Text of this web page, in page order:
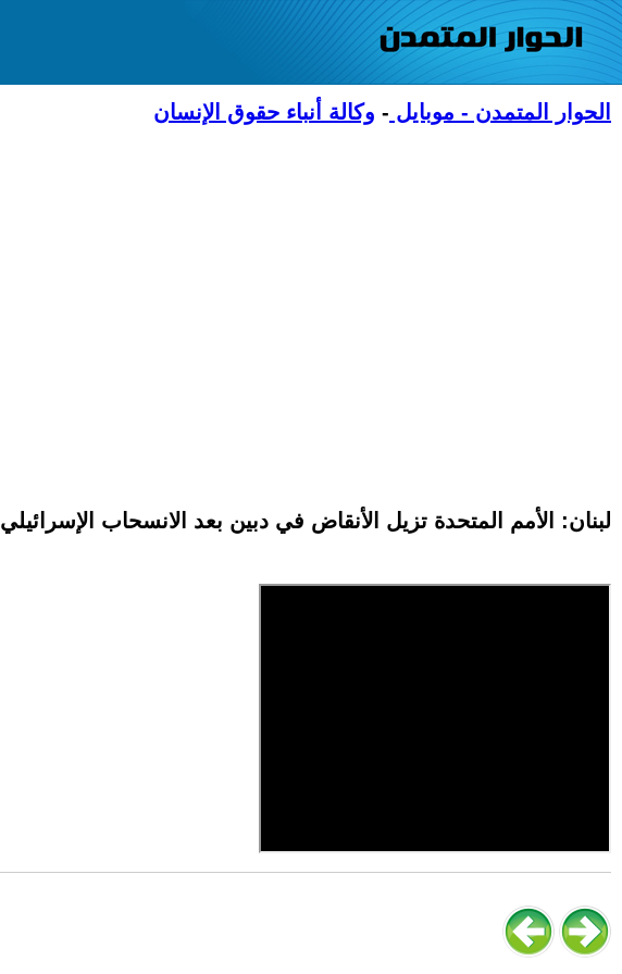
الحوار المتمدن - موبايل - وكالة أنباء حقوق الإنسان
لبنان: الأمم المتحدة تزيل الأنقاض في دبين بعد الانسحاب الإسرائيلي